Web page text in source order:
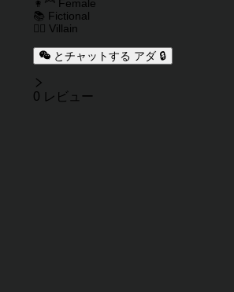
👩‍🦰 Female
📚 Fictional
🦹‍♂️ Villain
とチャットする アダ 🔒
レビュー
0 レビュー